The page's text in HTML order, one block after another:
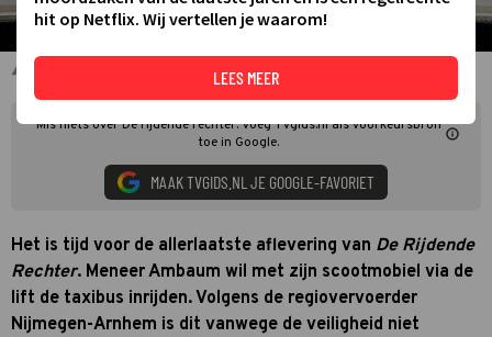
Mr. John Reid en Mascha de Rooij in De Rijdende Rechter
Mis niets over De rijdende rechter. Voeg TVgids.nl als voorkeursbron
toe in Google.
MAAK TVGIDS.NL JE GOOGLE-FAVORIET
Het is tijd voor de allerlaatste aflevering van De Rijdende
Rechter. Meneer Ambaum wil met zijn scootmobiel via de
lift de taxibus inrijden. Volgens de regiovervoerder
Nijmegen-Arnhem is dit vanwege de veiligheid niet
hit op Netflix. Wij vertellen je waarom!
LEES MEER